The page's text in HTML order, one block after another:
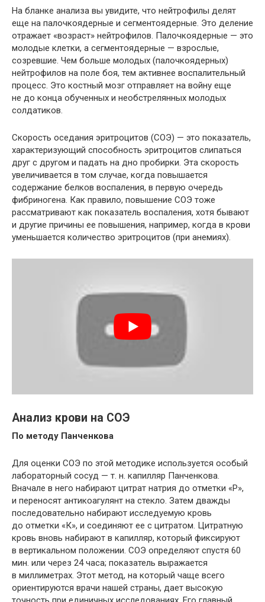
На бланке анализа вы увидите, что нейтрофилы делят
еще на палочкоядерные и сегментоядерные. Это деление
отражает «возраст» нейтрофилов. Палочкоядерные — это
молодые клетки, а сегментоядерные — взрослые,
созревшие. Чем больше молодых (палочкоядерных)
нейтрофилов на поле боя, тем активнее воспалительный
процесс. Это костный мозг отправляет на войну еще
не до конца обученных и необстрелянных молодых
солдатиков.
Скорость оседания эритроцитов (СОЭ) — это показатель,
характеризующий способность эритроцитов слипаться
друг с другом и падать на дно пробирки. Эта скорость
увеличивается в том случае, когда повышается
содержание белков воспаления, в первую очередь
фибриногена. Как правило, повышение СОЭ тоже
рассматривают как показатель воспаления, хотя бывают
и другие причины ее повышения, например, когда в крови
уменьшается количество эритроцитов (при анемиях).
Анализ крови на СОЭ
По методу Панченкова
Для оценки СОЭ по этой методике используется особый
лабораторный сосуд — т. н. капилляр Панченкова.
Вначале в него набирают цитрат натрия до отметки «Р»,
и переносят антикоагулянт на стекло. Затем дважды
последовательно набирают исследуемую кровь
до отметки «К», и соединяют ее с цитратом. Цитратную
кровь вновь набирают в капилляр, который фиксируют
в вертикальном положении. СОЭ определяют спустя 60
мин. или через 24 часа; показатель выражается
в миллиметрах. Этот метод, на который чаще всего
ориентируются врачи нашей страны, дает высокую